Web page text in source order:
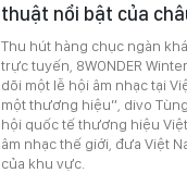
thuật nổi bật của
Thu hút hàng chục ngàn
trực tuyến, 8WONDER
dõi một lễ hội âm nhạc tại
một thương hiệu”, divo
hội quốc tế thương hiệu
âm nhạc thế giới, đưa Việt
của khu vực.